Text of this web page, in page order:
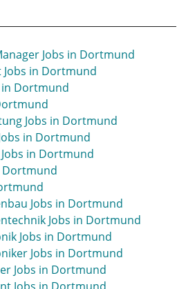
in Dortmund
Dortmund
in Dortmund
in Dortmund
in Dortmund
in Dortmund
in Dortmund
Jobs in Dortmund
in Dortmund
Dortmund
Jobs in Dortmund
Jobs in Dortmund
in Dortmund
in Dortmund
Jobs in Dortmund
in Dortmund
in Dortmund
Dortmund
Jobs in Dortmund
Jobs in Dortmund
Jobs in Dortmund
Jobs in Dortmund
Jobs in Dortmund